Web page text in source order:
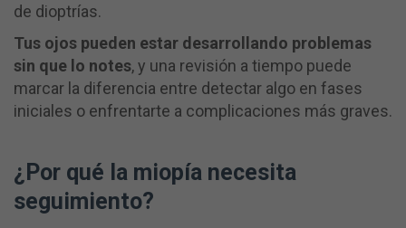
de dioptrías.
Tus ojos pueden estar desarrollando problemas
sin que lo notes, y una revisión a tiempo puede
marcar la diferencia entre detectar algo en fases
iniciales o enfrentarte a complicaciones más graves.
¿Por qué la miopía necesita
seguimiento?